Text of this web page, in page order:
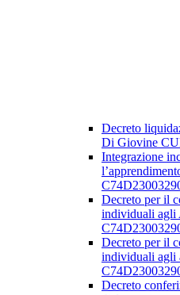
Decreto
Di Giovine
Integrazione
Decreto per il
individuali agli
Decreto per il
individuali agli
Decreto